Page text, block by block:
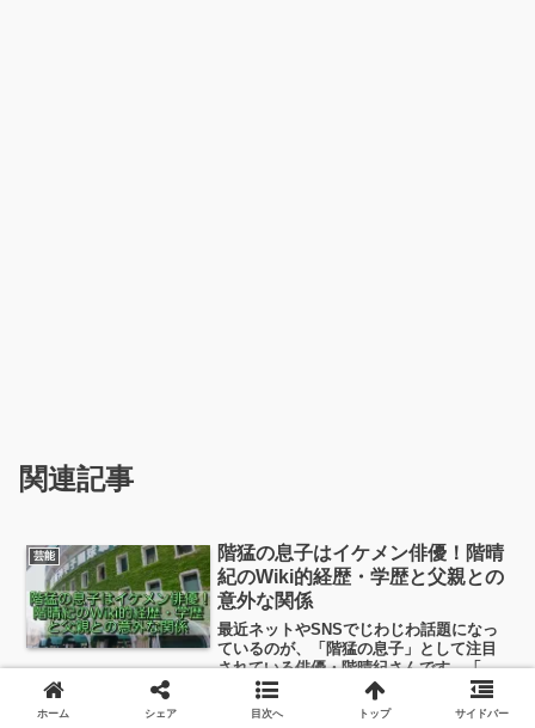
関連記事
芸能
階猛の息子はイケメン俳優！階晴
紀のWiki的経歴・学歴と父親との
意外な関係
最近ネットやSNSでじわじわ話題になっ
ているのが、「階猛の息子」として注目
されている俳優・階晴紀さんです。「政
治家の息子＝二世タレント？」と思われ
がちですが、かなり地道で努力型の人物
ホーム シェア 目次へ トップ サイドバー